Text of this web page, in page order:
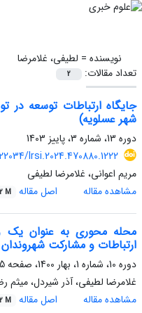
نویسنده = لطیفی، غلامرضا
تعداد مقالات:
2
جایگاه ارتباطات توسعه در
شهر عسلویه)
دوره 13، شماره 3، پاییز 1403
lrsi.2024.470880.1222
مریم اعوانی، غلامرضا لطیفی
مشاهده مقاله
اصل مقاله M
محله محوری به عنوان یک
ارتباطات و مشارکت شهروندان
دوره 10، شماره 1، بهار 1400، صفحه
غلامرضا لطیفی، آذر شیردل، میثم
مشاهده مقاله
اصل مقاله M